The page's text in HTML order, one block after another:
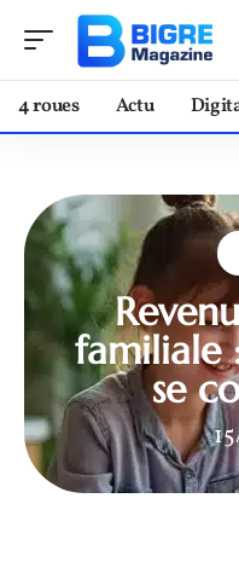
4 roues Actu
familiale
se